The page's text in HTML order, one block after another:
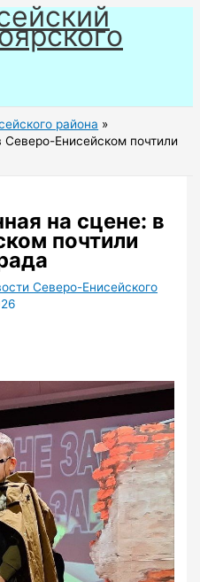
района
Енисейском почтили
на сцене: в
почтили
Северо-Енисейского